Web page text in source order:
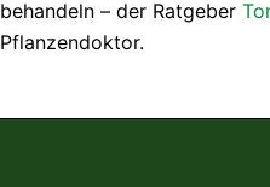
behandeln – der Ratgeber
Pflanzendoktor.